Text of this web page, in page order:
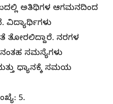
ಅತಿಥಿಗಳ ಆಗಮನದಿಂದ
ತೋರಲಿದ್ದಾರೆ. ನರಗಳ
ಸಮಸ್ಯೆಗಳು
ಧ್ಯಾನಕ್ಕೆ ಸಮಯ
5.